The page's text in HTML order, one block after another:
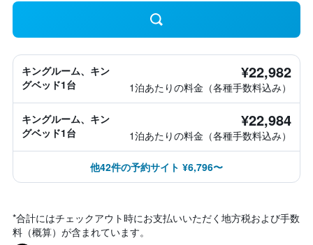
キングルーム、キン
グベッド1台
¥22,982
1泊あたりの料金（各種手数料込み）
キングルーム、キン
グベッド1台
¥22,984
1泊あたりの料金（各種手数料込み）
他42件の予約サイト ¥6,796〜
*合計にはチェックアウト時にお支払いいただく地方税および手数
料（概算）が含まれています。